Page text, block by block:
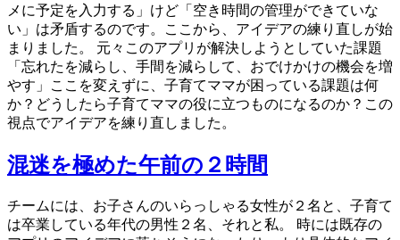
メに予定を入力する」けど「空き時間の管理ができていな
い」は矛盾するのです。ここから、アイデアの練り直しが始
まりました。 元々このアプリが解決しようとしていた課題
「忘れたを減らし、手間を減らして、おでけかけの機会を増
やす」ここを変えずに、子育てママが困っている課題は何
か？どうしたら子育てママの役に立つものになるのか？この
視点でアイデアを練り直しました。
混迷を極めた午前の２時間
チームには、お子さんのいらっしゃる女性が２名と、子育て
は卒業している年代の男性２名、それと私。 時には既存の